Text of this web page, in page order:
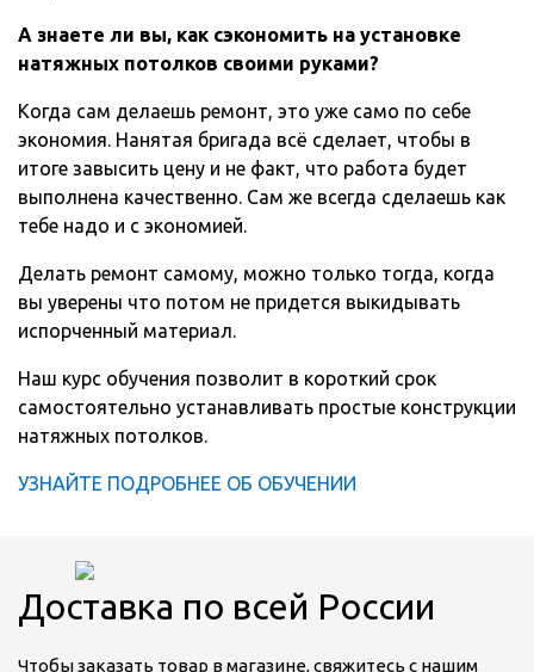
А знаете ли вы, как сэкономить на установке
натяжных потолков своими руками?
Когда сам делаешь ремонт, это уже само по себе
экономия. Нанятая бригада всё сделает, чтобы в
итоге завысить цену и не факт, что работа будет
выполнена качественно. Сам же всегда сделаешь как
тебе надо и с экономией.
Делать ремонт самому, можно только тогда, когда
вы уверены что потом не придется выкидывать
испорченный материал.
Наш курс обучения позволит в короткий срок
самостоятельно устанавливать простые конструкции
натяжных потолков.
УЗНАЙТЕ ПОДРОБНЕЕ ОБ ОБУЧЕНИИ
Доставка по всей России
Чтобы заказать товар в магазине, свяжитесь с нашим